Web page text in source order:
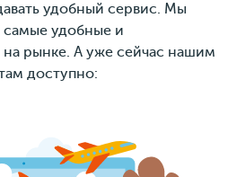
удобный сервис. Мы
удобные и
рынке. А уже сейчас нашим
доступно: